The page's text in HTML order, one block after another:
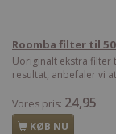
Roomba filter til
Uoriginalt ekstra filter
resultat, anbefaler vi
Vores pris: 24,95
KØB NU